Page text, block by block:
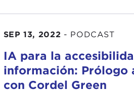
SEP 13, 2022 - PODCAST
IA para la
información: Prólogo
con Cordel Green